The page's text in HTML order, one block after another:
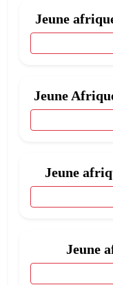
Jeune
Jeune
Jeune
Jeune